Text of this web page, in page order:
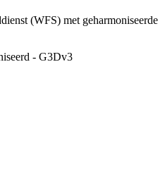
(WFS) met geharmoniseerde
- G3Dv3